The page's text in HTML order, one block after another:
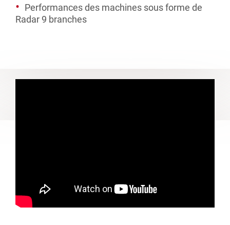
Performances des machines sous forme de
Radar 9 branches